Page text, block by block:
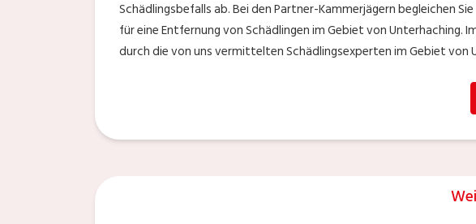
Schädlingsbefalls ab. Bei den Partner-Kammerjägern begleichen
für eine Entfernung von Schädlingen im Gebiet von Unterhaching.
durch die von uns vermittelten Schädlingsexperten im Gebiet